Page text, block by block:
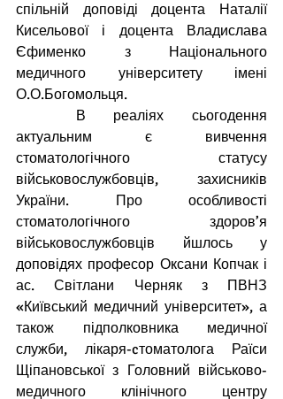
спільній доповіді доцента Наталії
Кисельової і доцента Владислава
Єфименко з Національного
медичного університету імені
О.О.Богомольця.
В реаліях сьогодення
актуальним є вивчення
стоматологічного статусу
військовослужбовців, захисників
України. Про особливості
стоматологічного здоров’я
військовослужбовців йшлось у
доповідях професор Оксани Копчак і
ас. Світлани Черняк з ПВНЗ
«Київський медичний університет», а
також підполковника медичної
служби, лікаря-cтоматолога Раїси
Щіпановської з Головний військово-
медичного клінічного центру